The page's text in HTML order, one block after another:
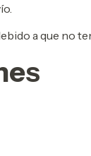
a que no